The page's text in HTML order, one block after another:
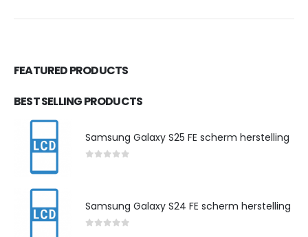
FEATURED PRODUCTS
BEST SELLING PRODUCTS
Samsung Galaxy S25 FE scherm herstelling
Samsung Galaxy S24 FE scherm herstelling